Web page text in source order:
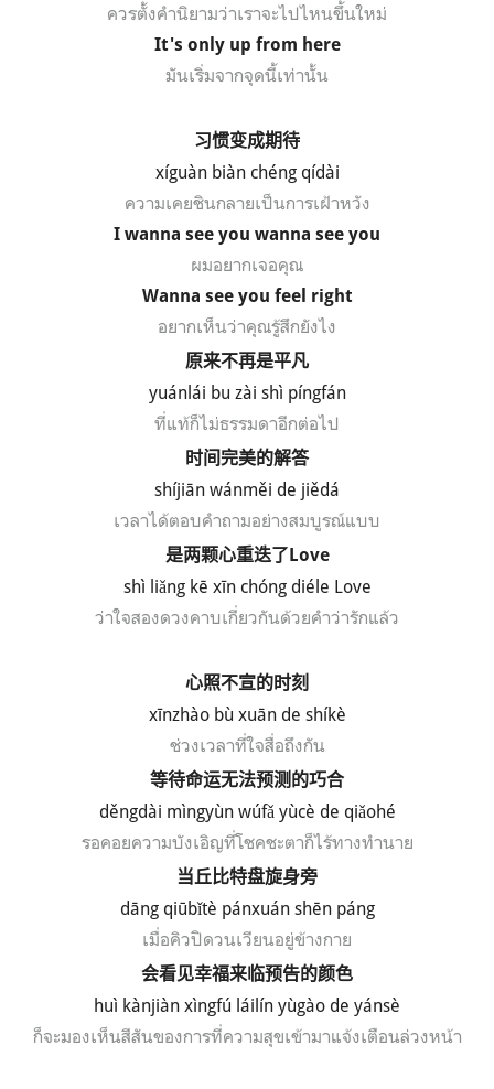
ควรตั้งคำนิยามว่าเราจะไปไหนขึ้นใหม่
It's only up from here
มันเริ่มจากจุดนี้เท่านั้น
习惯变成期待
xíguàn biàn chéng qídài
ความเคยชินกลายเป็นการเฝ้าหวัง
I wanna see you wanna see you
ผมอยากเจอคุณ
Wanna see you feel right
อยากเห็นว่าคุณรู้สึกยังไง
原来不再是平凡
yuánlái bu zài shì píngfán
ที่แท้ก็ไม่ธรรมดาอีกต่อไป
时间完美的解答
shíjiān wánměi de jiědá
เวลาได้ตอบคำถามอย่างสมบูรณ์แบบ
是两颗心重迭了Love
shì liǎng kē xīn chóng diéle Love
ว่าใจสองดวงคาบเกี่ยวกันด้วยคำว่ารักแล้ว
心照不宣的时刻
xīnzhào bù xuān de shíkè
ช่วงเวลาที่ใจสื่อถึงกัน
等待命运无法预测的巧合
děngdài mìngyùn wúfǎ yùcè de qiǎohé
รอคอยความบังเอิญที่โชคชะตาก็ไร้ทางทำนาย
当丘比特盘旋身旁
dāng qiūbǐtè pánxuán shēn páng
เมื่อคิวปิดวนเวียนอยู่ข้างกาย
会看见幸福来临预告的颜色
huì kànjiàn xìngfú láilín yùgào de yánsè
ก็จะมองเห็นสีสันของการที่ความสุขเข้ามาแจ้งเตือนล่วงหน้า